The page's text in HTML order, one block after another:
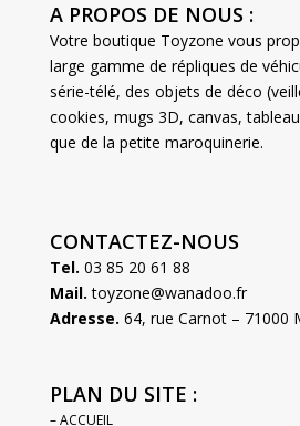
A PROPOS DE NOUS :
Votre boutique Toyzone vous
large gamme de répliques de
série-télé, des objets de déco
cookies, mugs 3D, canvas,
que de la petite maroquinerie.
CONTACTEZ-NOUS
Tel. 03 85 20 61 88
Mail. toyzone@wanadoo.fr
Adresse. 64, rue Carnot – 71000
PLAN DU SITE :
– ACCUEIL